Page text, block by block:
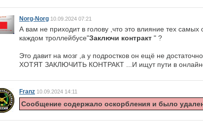
Norg-Norg 10.09.2024 07:21
А вам не приходит в голову ,что это влияние тех
каждом троллейбусе"Заключи контракт " ?
Это давит на мозг ,а у подростков он ещё не
ХОТЯТ ЗАКЛЮЧИТЬ КОНТРАКТ ...И ищут пути в
Franz 10.09.2024 14:11
Сообщение содержало оскорбления и было